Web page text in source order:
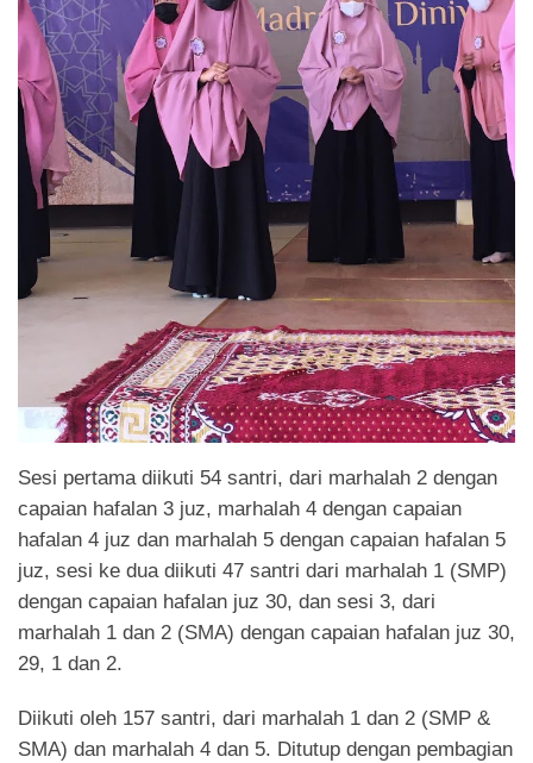
Sesi pertama diikuti 54 santri, dari marhalah 2 dengan
capaian hafalan 3 juz, marhalah 4 dengan capaian
hafalan 4 juz dan marhalah 5 dengan capaian hafalan 5
juz, sesi ke dua diikuti 47 santri dari marhalah 1 (SMP)
dengan capaian hafalan juz 30, dan sesi 3, dari
marhalah 1 dan 2 (SMA) dengan capaian hafalan juz 30,
29, 1 dan 2.
Diikuti oleh 157 santri, dari marhalah 1 dan 2 (SMP &
SMA) dan marhalah 4 dan 5. Ditutup dengan pembagian